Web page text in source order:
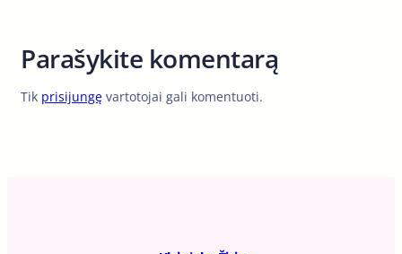
Parašykite komentarą
Tik prisijungę vartotojai gali komentuoti.